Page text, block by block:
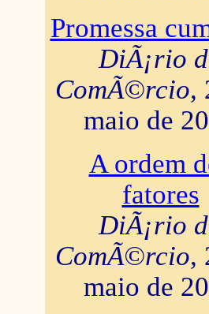
Promessa
DiÃ¡rio
ComÃ©rcio,
maio de
A ordem
fatores
DiÃ¡rio
ComÃ©rcio,
maio de